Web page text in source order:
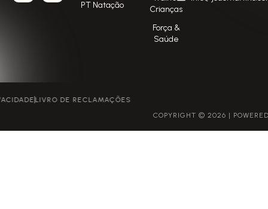
PT Natação
Crianças
Força &
Saúde
POLÍTICA DE PRIVACIDADELIVRO DE RECLAMAÇÕES
COPYRIGHT © 2026 | POWERED BY GROWME